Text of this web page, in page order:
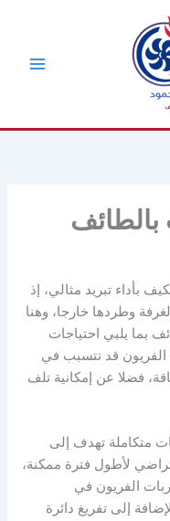
بأداء تبريد مثالي، إذ
وطردها خارجا، وهنا
بما يلبي احتياجات
الفريون قد تتسبب في
فضلا عن إمكانية تلف
متكاملة تهدف إلى
لأطول فترة ممكنة،
الفريون في
إلى تفريغ دائرة